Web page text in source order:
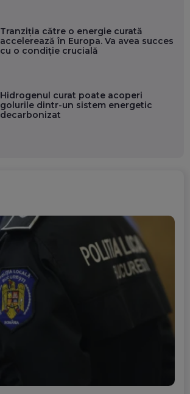
Tranziția către o energie curată
accelerează în Europa. Va avea succes
cu o condiție crucială
Hidrogenul curat poate acoperi
golurile dintr-un sistem energetic
decarbonizat